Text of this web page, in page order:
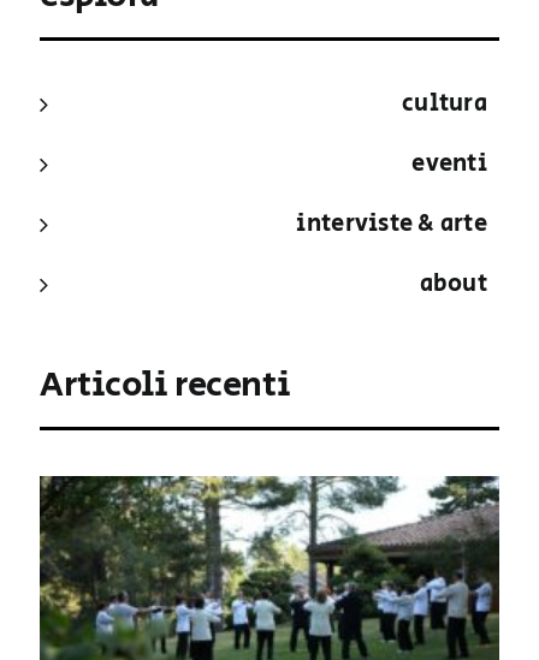
cultura
eventi
interviste & arte
about
Articoli recenti